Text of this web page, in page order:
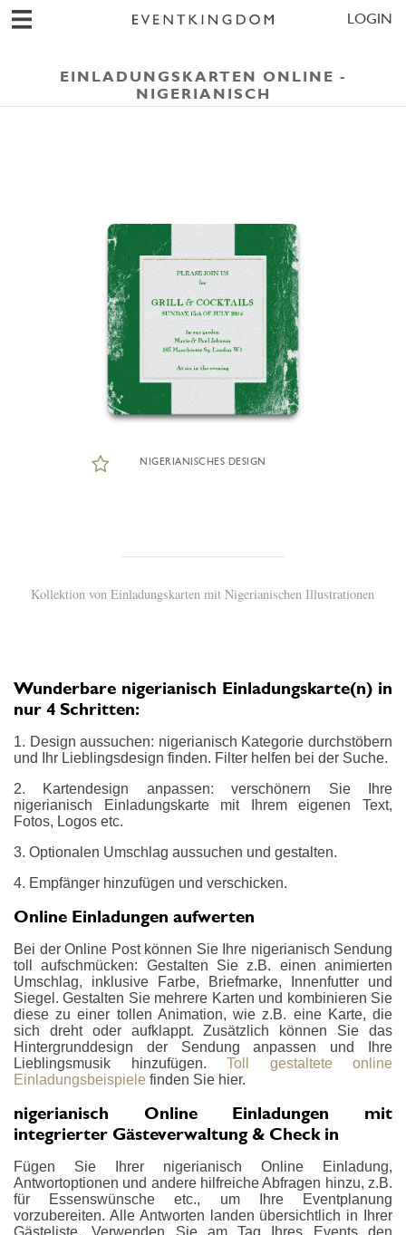
LOGIN
EINLADUNGSKARTEN ONLINE -
NIGERIANISCH
NIGERIANISCHES DESIGN
Kollektion von Einladungskarten mit Nigerianischen Illustrationen
Wunderbare nigerianisch Einladungskarte(n) in
nur 4 Schritten:
1. Design aussuchen: nigerianisch Kategorie durchstöbern
und Ihr Lieblingsdesign finden. Filter helfen bei der Suche.
2. Kartendesign anpassen: verschönern Sie Ihre
nigerianisch Einladungskarte mit Ihrem eigenen Text,
Fotos, Logos etc.
3. Optionalen Umschlag aussuchen und gestalten.
4. Empfänger hinzufügen und verschicken.
Online Einladungen aufwerten
Bei der Online Post können Sie Ihre nigerianisch Sendung
toll aufschmücken: Gestalten Sie z.B. einen animierten
Umschlag, inklusive Farbe, Briefmarke, Innenfutter und
Siegel. Gestalten Sie mehrere Karten und kombinieren Sie
diese zu einer tollen Animation, wie z.B. eine Karte, die
sich dreht oder aufklappt. Zusätzlich können Sie das
Hintergrunddesign der Sendung anpassen und Ihre
Lieblingsmusik hinzufügen. Toll gestaltete online
Einladungsbeispiele finden Sie hier.
nigerianisch Online Einladungen mit
integrierter Gästeverwaltung & Check in
Fügen Sie Ihrer nigerianisch Online Einladung,
Antwortoptionen und andere hilfreiche Abfragen hinzu, z.B.
für Essenswünsche etc., um Ihre Eventplanung
vorzubereiten. Alle Antworten landen übersichtlich in Ihrer
Gästeliste. Verwenden Sie am Tag Ihres Events den